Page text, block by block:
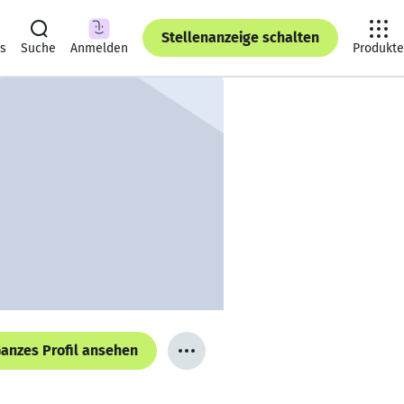
Suche Anmelden
Stellenanzeige schalten
Produkte
Profil ansehen